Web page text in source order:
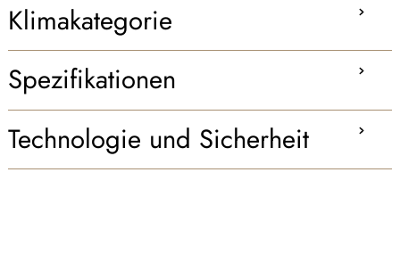
Klimakategorie
Spezifikationen
Technologie und Sicherheit